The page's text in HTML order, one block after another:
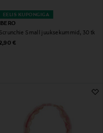
EELIS KUPONGIGA
IBERO
Scrunchie Small juuksekummid, 30 tk
Original Price
€